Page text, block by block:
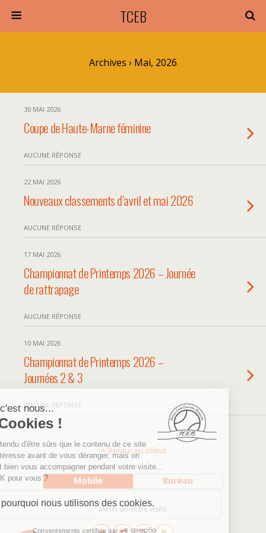
TCEB
Archives › Mai, 2026
30 MAI 2026
Coupe de Haute-Marne féminine
AUCUNE RÉPONSE
22 MAI 2026
Nouveaux classements d’avril et mai 2026
AUCUNE RÉPONSE
17 MAI 2026
Championnat de Printemps 2026 – Journée
de rattrapage
AUCUNE RÉPONSE
10 MAI 2026
Championnat de Printemps 2026 –
Journées 2 & 3
AUCUNE RÉPONSE
Retour au début
Mobile Bureau
Merci de votre visite